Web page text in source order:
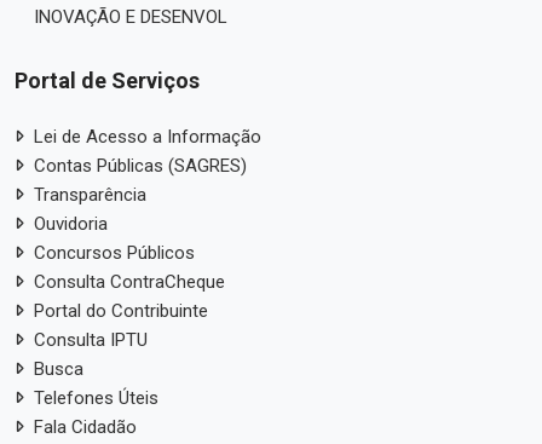
INOVAÇÃO E DESENVOL
Portal de Serviços
Lei de Acesso a Informação
Contas Públicas (SAGRES)
Transparência
Ouvidoria
Concursos Públicos
Consulta ContraCheque
Portal do Contribuinte
Consulta IPTU
Busca
Telefones Úteis
Fala Cidadão